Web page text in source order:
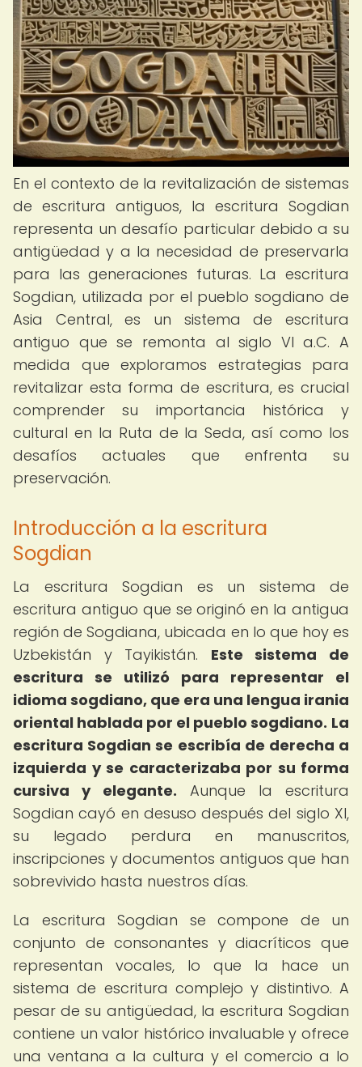
En el contexto de la revitalización de sistemas
de escritura antiguos, la escritura Sogdian
representa un desafío particular debido a su
antigüedad y a la necesidad de preservarla
para las generaciones futuras. La escritura
Sogdian, utilizada por el pueblo sogdiano de
Asia Central, es un sistema de escritura
antiguo que se remonta al siglo VI a.C. A
medida que exploramos estrategias para
revitalizar esta forma de escritura, es crucial
comprender su importancia histórica y
cultural en la Ruta de la Seda, así como los
desafíos actuales que enfrenta su
preservación.
Introducción a la escritura
Sogdian
La escritura Sogdian es un sistema de
escritura antiguo que se originó en la antigua
región de Sogdiana, ubicada en lo que hoy es
Uzbekistán y Tayikistán. Este sistema de
escritura se utilizó para representar el
idioma sogdiano, que era una lengua irania
oriental hablada por el pueblo sogdiano. La
escritura Sogdian se escribía de derecha a
izquierda y se caracterizaba por su forma
cursiva y elegante. Aunque la escritura
Sogdian cayó en desuso después del siglo XI,
su legado perdura en manuscritos,
inscripciones y documentos antiguos que han
sobrevivido hasta nuestros días.
La escritura Sogdian se compone de un
conjunto de consonantes y diacríticos que
representan vocales, lo que la hace un
sistema de escritura complejo y distintivo. A
pesar de su antigüedad, la escritura Sogdian
contiene un valor histórico invaluable y ofrece
una ventana a la cultura y el comercio a lo